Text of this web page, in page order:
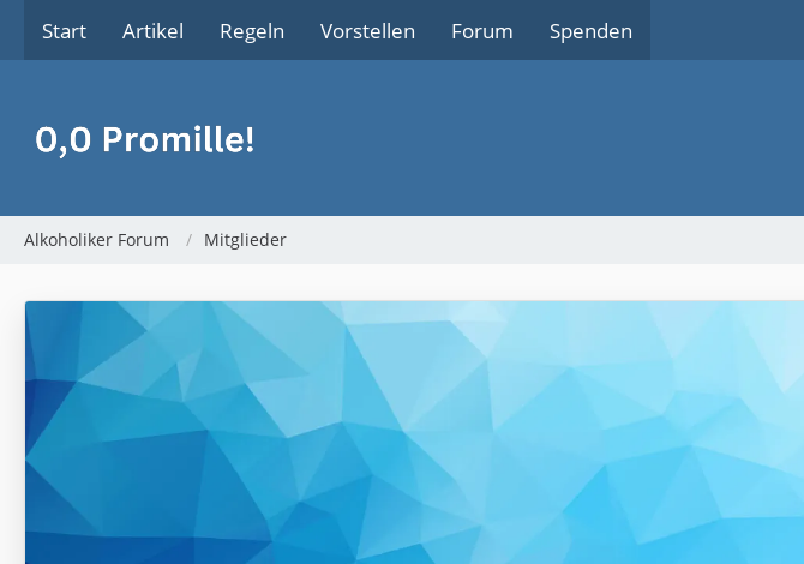
Start Artikel Regeln Vorstellen Forum Spenden
Alkoholiker Forum Mitglieder